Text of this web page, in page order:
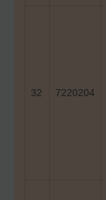
32 7220204